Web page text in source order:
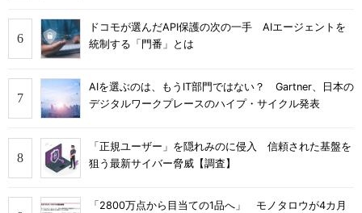
ドコモが選んだAPI保護の次の一手 AIエージェントを
統制する「門番」とは
AIを選ぶのは、もうIT部門ではない？ Gartner、日本の
デジタルワークプレースのハイプ・サイクル発表
「正規ユーザー」を隠れみのに侵入 信頼された基盤を
狙う最新サイバー脅威【調査】
「2800万点から目当ての1品へ」 モノタロウが4カ月